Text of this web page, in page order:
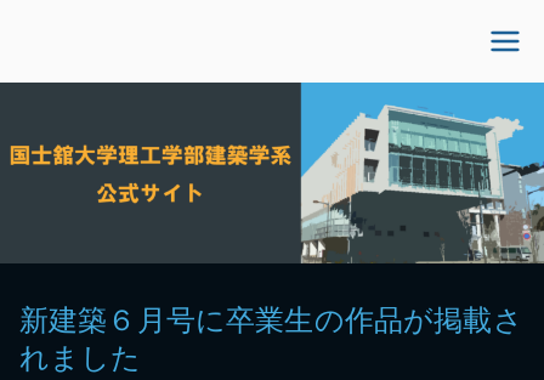
を
キ
国士舘大学理工学部建
築学系公式サイト
新建築６月号に卒業生の作品が掲載さ
れました